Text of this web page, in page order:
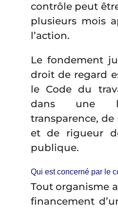
contrôle peut
plusieurs mois
l’action.
Le fondement
droit de regard
le Code du
dans une
transparence,
et de rigueur
publique.
Qui est concerné par le
Tout organisme
financement